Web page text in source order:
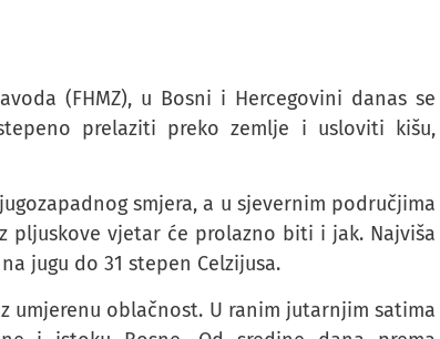
(FHMZ), u Bosni i Hercegovini danas se
prelaziti preko zemlje i usloviti kišu,
smjera, a u sjevernim područjima
pljuskove vjetar će prolazno biti i jak. Najviša
jugu do 31 stepen Celzijusa.
umjerenu oblačnost. U ranim jutarnjim satima